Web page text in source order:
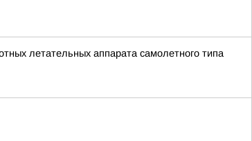
летательных аппарата самолетного типа